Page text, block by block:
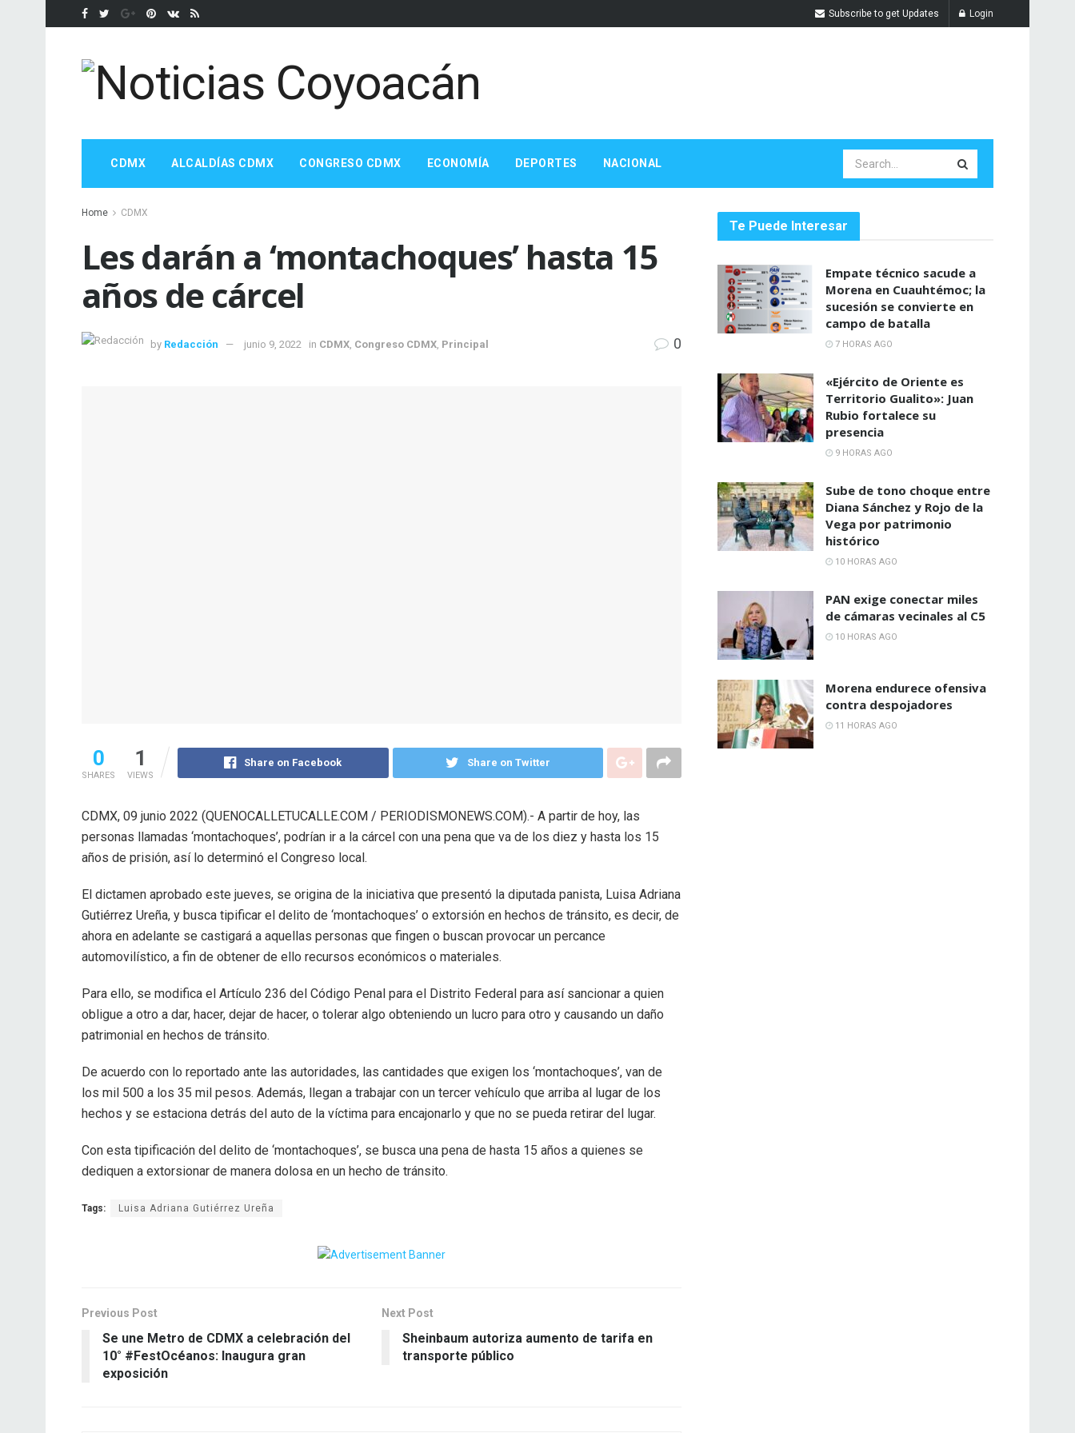
Subscribe to get Updates Login
CDMX ALCALDÍAS CDMX CONGRESO CDMX ECONOMÍA DEPORTES NACIONAL
Home CDMX
Les darán a ‘montachoques’ hasta 15
años de cárcel
by Redacción junio 9, 2022 in CDMX Congreso CDMX Principal 0
0
SHARES
1
VIEWS
Share on Facebook Share on Twitter
CDMX, 09 junio 2022 (QUENOCALLETUCALLE.COM / PERIODISMONEWS.COM).- A partir de hoy, las
personas llamadas ‘montachoques’, podrían ir a la cárcel con una pena que va de los diez y hasta los 15
años de prisión, así lo determinó el Congreso local.
El dictamen aprobado este jueves, se origina de la iniciativa que presentó la diputada panista, Luisa Adriana
Gutiérrez Ureña, y busca tipificar el delito de ‘montachoques’ o extorsión en hechos de tránsito, es decir, de
ahora en adelante se castigará a aquellas personas que fingen o buscan provocar un percance
automovilístico, a fin de obtener de ello recursos económicos o materiales.
Para ello, se modifica el Artículo 236 del Código Penal para el Distrito Federal para así sancionar a quien
obligue a otro a dar, hacer, dejar de hacer, o tolerar algo obteniendo un lucro para otro y causando un daño
patrimonial en hechos de tránsito.
De acuerdo con lo reportado ante las autoridades, las cantidades que exigen los ‘montachoques’, van de
los mil 500 a los 35 mil pesos. Además, llegan a trabajar con un tercer vehículo que arriba al lugar de los
hechos y se estaciona detrás del auto de la víctima para encajonarlo y que no se pueda retirar del lugar.
Con esta tipificación del delito de ‘montachoques’, se busca una pena de hasta 15 años a quienes se
dediquen a extorsionar de manera dolosa en un hecho de tránsito.
Tags: Luisa Adriana Gutiérrez Ureña
Previous Post
Se une Metro de CDMX a celebración del
10° #FestOcéanos: Inaugura gran
exposición
Next Post
Sheinbaum autoriza aumento de tarifa en
transporte público
Te Puede Interesar
Empate técnico sacude a
Morena en Cuauhtémoc; la
sucesión se convierte en
campo de batalla
7 HORAS AGO
«Ejército de Oriente es
Territorio Gualito»: Juan
Rubio fortalece su
presencia
9 HORAS AGO
Sube de tono choque entre
Diana Sánchez y Rojo de la
Vega por patrimonio
histórico
10 HORAS AGO
PAN exige conectar miles
de cámaras vecinales al C5
10 HORAS AGO
Morena endurece ofensiva
contra despojadores
11 HORAS AGO